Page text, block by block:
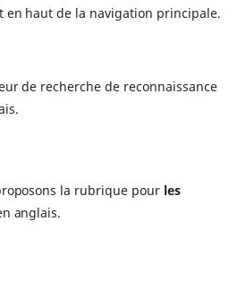
en haut de la navigation principale.
de recherche de reconnaissance
la rubrique pour les
anglais.